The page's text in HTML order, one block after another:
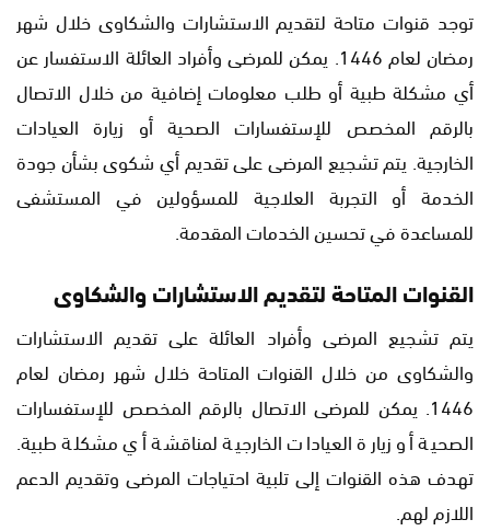
توجد قنوات متاحة لتقديم الاستشارات والشكاوى خلال شهر
رمضان لعام 1446. يمكن للمرضى وأفراد العائلة الاستفسار عن
أي مشكلة طبية أو طلب معلومات إضافية من خلال الاتصال
بالرقم المخصص للإستفسارات الصحية أو زيارة العيادات
الخارجية. يتم تشجيع المرضى على تقديم أي شكوى بشأن جودة
الخدمة أو التجربة العلاجية للمسؤولين في المستشفى
للمساعدة في تحسين الخدمات المقدمة.
القنوات المتاحة لتقديم الاستشارات والشكاوى
يتم تشجيع المرضى وأفراد العائلة على تقديم الاستشارات
والشكاوى من خلال القنوات المتاحة خلال شهر رمضان لعام
1446. يمكن للمرضى الاتصال بالرقم المخصص للإستفسارات
الصحية أو زيارة العيادات الخارجية لمناقشة أي مشكلة طبية.
تهدف هذه القنوات إلى تلبية احتياجات المرضى وتقديم الدعم
اللازم لهم.